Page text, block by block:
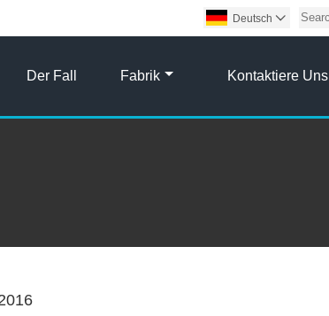
Deutsch 
Der Fall Fabrik Kontaktiere Uns